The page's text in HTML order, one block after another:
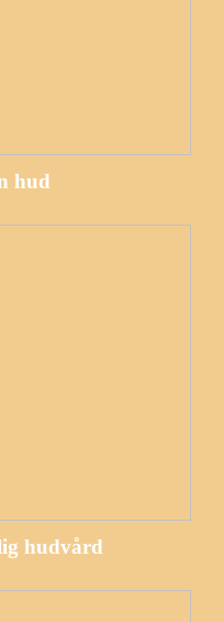
hud
hudvård